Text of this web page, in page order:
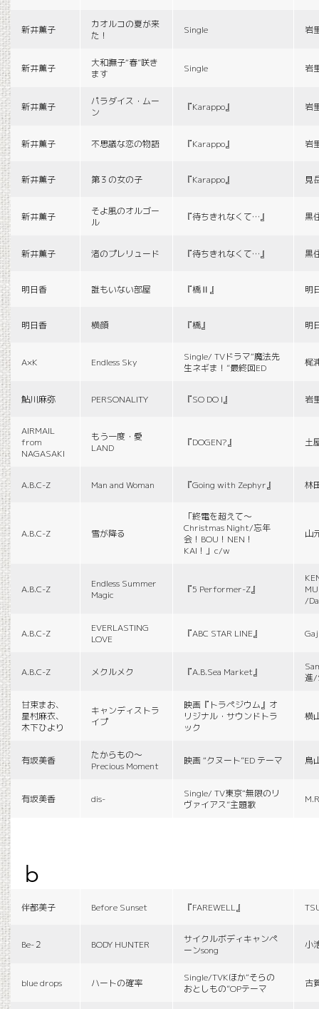
新井薫子
カオルコの夏が来
た！
Single 岩
新井薫子
大和撫子“春”咲き
ます
Single 岩
新井薫子
パラダイス・ムー
ン
『Karappo』 岩
新井薫子 不思議な恋の物語 『Karappo』 岩
新井薫子 第３の女の子 『Karappo』 見
新井薫子
そよ風のオルゴー
ル
『待ちきれなくて…』 黒
新井薫子 渚のプレリュード 『待ちきれなくて…』 黒
明日香 誰もいない部屋 『橋Ⅱ』 明
明日香 横顔 『橋』 明
A×K Endless Sky
Single/ TVドラマ“魔法先
生ネギま！”最終回ED
梶
鮎川麻弥 PERSONALITY 『SO DO I』 岩
AIRMAIL
from
NAGASAKI
もう一度・愛
LAND
『DOGEN?』 土
A.B.C-Z Man and Woman 『Going with Zephyr』 林
A.B.C-Z 雪が降る
「終電を超えて～
Christmas Night/忘年
会！BOU！NEN！
KAI！」c/w
山
A.B.C-Z
Endless Summer
Magic
『5 Performer-Z』
/
A.B.C-Z
EVERLASTING
LOVE
『ABC STAR LINE』
A.B.C-Z メクルメク 『A.B.Sea Market』
進/
甘束まお、
星村麻衣、
木下ひより
キャンディストラ
イプ
映画『トラペジウム』オ
リジナル・サウンドトラ
ック
横
有坂美香
たからもの〜
Precious Moment
映画 “クヌート”ED テーマ 鳥
有坂美香 dis-
Single/ TV東京“無限のリ
ヴァイアス”主題歌
b
伴都美子 Before Sunset 『FAREWELL』
Be-２ BODY HUNTER
サイクルボディキャンペ
ーンsong
小
blue drops ハートの確率
Single/TVKほか“そらの
おとしもの”OPテーマ
古